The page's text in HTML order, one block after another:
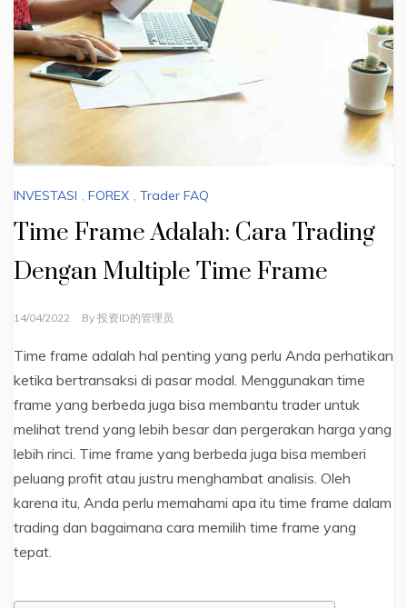
INVESTASI , FOREX , Trader FAQ
Time Frame Adalah: Cara Trading
Dengan Multiple Time Frame
14/04/2022 By 投资ID的管理员
Time frame adalah hal penting yang perlu Anda perhatikan
ketika bertransaksi di pasar modal. Menggunakan time
frame yang berbeda juga bisa membantu trader untuk
melihat trend yang lebih besar dan pergerakan harga yang
lebih rinci. Time frame yang berbeda juga bisa memberi
peluang profit atau justru menghambat analisis. Oleh
karena itu, Anda perlu memahami apa itu time frame dalam
trading dan bagaimana cara memilih time frame yang
tepat.